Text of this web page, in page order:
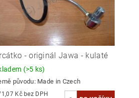
- originál Jawa - kulaté
(>5 ks)
původu: Made in Czech
471,07 Kč bez DPH